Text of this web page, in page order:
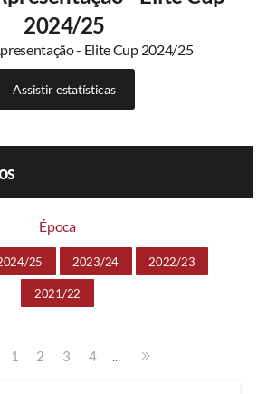
2024/25
- Elite Cup 2024/25
Assistir estatísticas
Época
25 2023/24 2022/23
2021/22
1 2 3 4 ...